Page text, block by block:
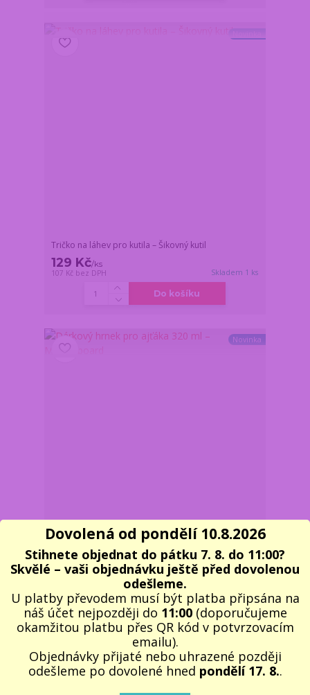
Tričko na láhev pro kutila – Šikovný kutil
129 Kč/ks
107 Kč bez DPH Skladem 1 ks
Do košíku
Novinka
Dárkový hrnek pro ajťáka 320 ml – Motherboard
169 Kč /ks
bez DPH
Do košíku
Dovolená od pondělí 10.8.2026
Stihnete objednat do pátku 7. 8. do 11:00?
Skvělé – vaši objednávku ještě před dovolenou
odešleme.
U platby převodem musí být platba připsána na
náš účet nejpozději do 11:00(doporučujeme
okamžitou platbu přes QR kód v potvrzovacím
emailu).
Objednávky přijaté nebo uhrazené později
odešleme po dovolené hned pondělí 17. 8..